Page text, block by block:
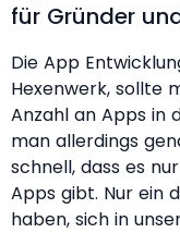
für Gründer
Die App
Hexenwerk, sollte
Anzahl an Apps in
man allerdings
schnell, dass es
Apps gibt. Nur ein
haben, sich in